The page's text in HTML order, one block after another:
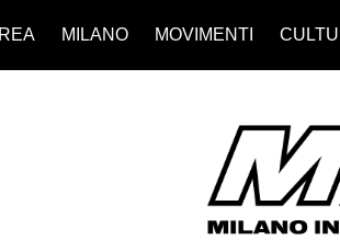
MILANO MOVIMENTI